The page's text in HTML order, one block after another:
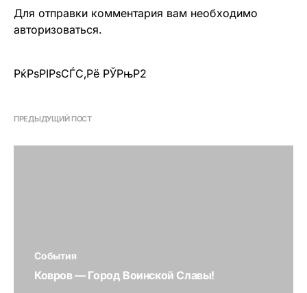
Для отправки комментария вам необходимо
авторизоваться.
РќРѕРІРѕСЃС‚Рё РЎРњР2
ПРЕДЫДУЩИЙ ПОСТ
События
Ковров — Город Воинской Славы!